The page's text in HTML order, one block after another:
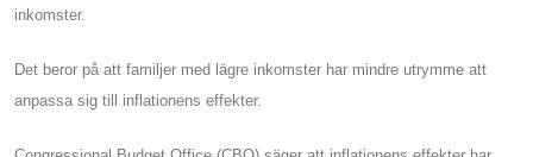
inkomster.
Det beror på att familjer med lägre inkomster har mindre utrymme att
anpassa sig till inflationens effekter.